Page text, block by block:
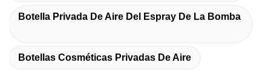
Botella Privada De Aire Del Espray De La Bomba
Botellas Cosméticas Privadas De Aire